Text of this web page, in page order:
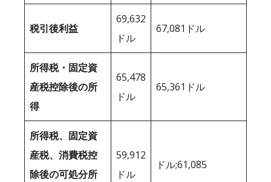
税引後利益
69,632
ドル
67,081ドル
所得税・固定資
産税控除後の所
得
65,478
ドル
65,361ドル
所得税、固定資
産税、消費税控
除後の可処分所
59,912
ドル
ドル;61,085